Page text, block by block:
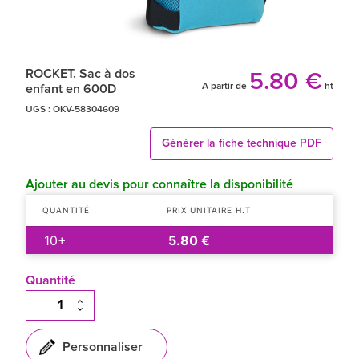
ROCKET. Sac à dos
enfant en 600D
A partir de 5.80 € ht
UGS : OKV-58304609
Générer la fiche technique PDF
Ajouter au devis pour connaître la disponibilité
QUANTITÉ PRIX UNITAIRE H.T
10+ 5.80 €
Quantité